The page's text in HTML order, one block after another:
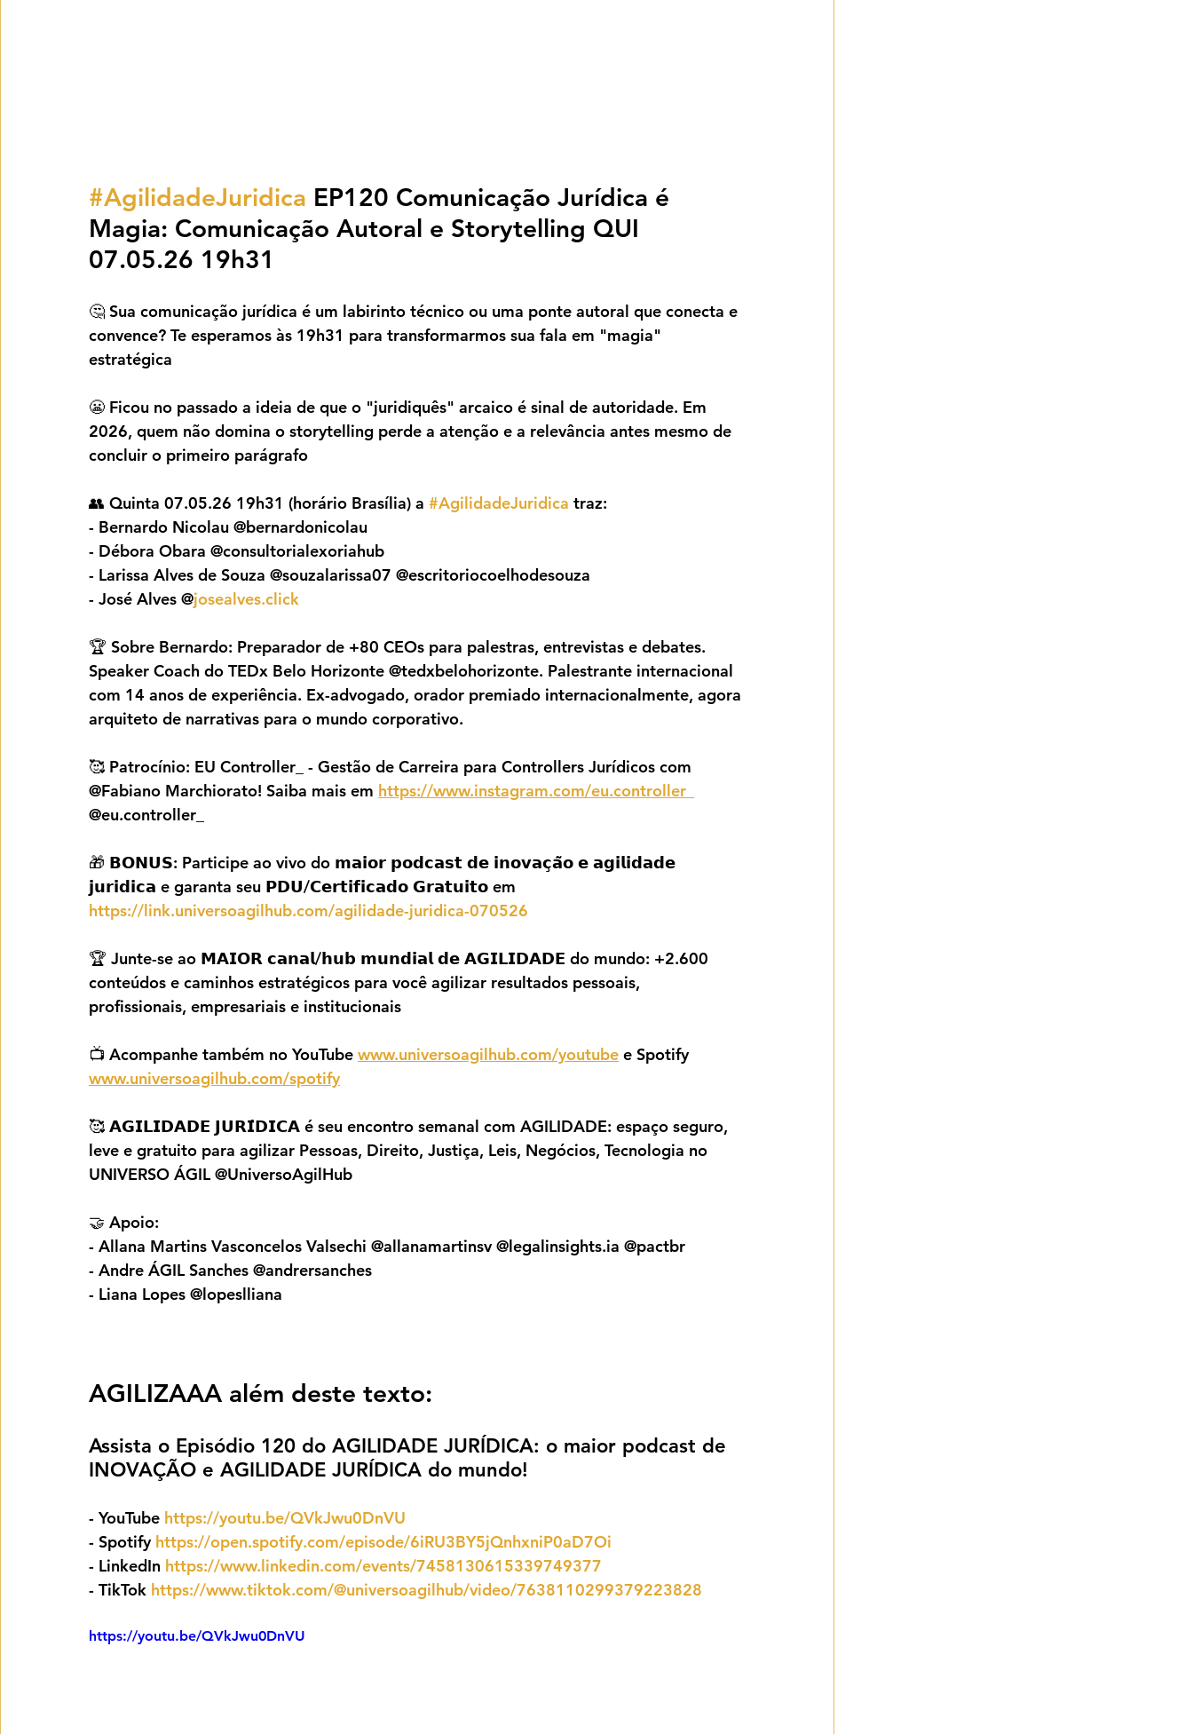
#AgilidadeJuridica EP120 Comunicação Jurídica é
Magia: Comunicação Autoral e Storytelling QUI
07.05.26 19h31
🤔 Sua comunicação jurídica é um labirinto técnico ou uma ponte autoral que conecta e
convence? Te esperamos às 19h31 para transformarmos sua fala em "magia"
estratégica
😬 Ficou no passado a ideia de que o "juridiquês" arcaico é sinal de autoridade. Em
2026, quem não domina o storytelling perde a atenção e a relevância antes mesmo de
concluir o primeiro parágrafo
👥 Quinta 07.05.26 19h31 (horário Brasília) a #AgilidadeJuridica traz:
- Bernardo Nicolau @bernardonicolau
- Débora Obara @consultorialexoriahub
- Larissa Alves de Souza @souzalarissa07 @escritoriocoelhodesouza
- José Alves @josealves.click
🏆 Sobre Bernardo: Preparador de +80 CEOs para palestras, entrevistas e debates.
Speaker Coach do TEDx Belo Horizonte @tedxbelohorizonte. Palestrante internacional
com 14 anos de experiência. Ex-advogado, orador premiado internacionalmente, agora
arquiteto de narrativas para o mundo corporativo.
🥰 Patrocínio: EU Controller_ - Gestão de Carreira para Controllers Jurídicos com
@Fabiano Marchiorato! Saiba mais em https://www.instagram.com/eu.controller_
@eu.controller_
🎁 𝗕𝗢𝗡𝗨𝗦: Participe ao vivo do 𝗺𝗮𝗶𝗼𝗿 𝗽𝗼𝗱𝗰𝗮𝘀𝘁 𝗱𝗲 𝗶𝗻𝗼𝘃𝗮𝗰̧𝗮̃𝗼 𝗲 𝗮𝗴𝗶𝗹𝗶𝗱𝗮𝗱𝗲
𝗷𝘂𝗿𝗶𝗱𝗶𝗰𝗮 e garanta seu 𝗣𝗗𝗨/𝗖𝗲𝗿𝘁𝗶𝗳𝗶𝗰𝗮𝗱𝗼 𝗚𝗿𝗮𝘁𝘂𝗶𝘁𝗼 em
https://link.universoagilhub.com/agilidade-juridica-070526
🏆 Junte-se ao 𝗠𝗔𝗜𝗢𝗥 𝗰𝗮𝗻𝗮𝗹/𝗵𝘂𝗯 𝗺𝘂𝗻𝗱𝗶𝗮𝗹 𝗱𝗲 𝗔𝗚𝗜𝗟𝗜𝗗𝗔𝗗𝗘 do mundo: +2.600
conteúdos e caminhos estratégicos para você agilizar resultados pessoais,
profissionais, empresariais e institucionais
📺 Acompanhe também no YouTube www.universoagilhub.com/youtube e Spotify
www.universoagilhub.com/spotify
🥰 𝗔𝗚𝗜𝗟𝗜𝗗𝗔𝗗𝗘 𝗝𝗨𝗥𝗜́𝗗𝗜𝗖𝗔 é seu encontro semanal com AGILIDADE: espaço seguro,
leve e gratuito para agilizar Pessoas, Direito, Justiça, Leis, Negócios, Tecnologia no
UNIVERSO ÁGIL @UniversoAgilHub
🤝 Apoio:
- Allana Martins Vasconcelos Valsechi @allanamartinsv @legalinsights.ia @pactbr
- Andre ÁGIL Sanches @andrersanches
- Liana Lopes @lopeslliana
AGILIZAAA além deste texto:
Assista o Episódio 120 do AGILIDADE JURÍDICA: o maior podcast de
INOVAÇÃO e AGILIDADE JURÍDICA do mundo!
- YouTube https://youtu.be/QVkJwu0DnVU
- ⁠Spotify https://open.spotify.com/episode/6iRU3BY5jQnhxniP0aD7Oi
- ⁠LinkedIn https://www.linkedin.com/events/7458130615339749377
- TikTok https://www.tiktok.com/@universoagilhub/video/7638110299379223828
https://youtu.be/QVkJwu0DnVU